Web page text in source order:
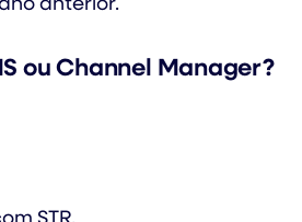
ou Channel Manager?
STR.